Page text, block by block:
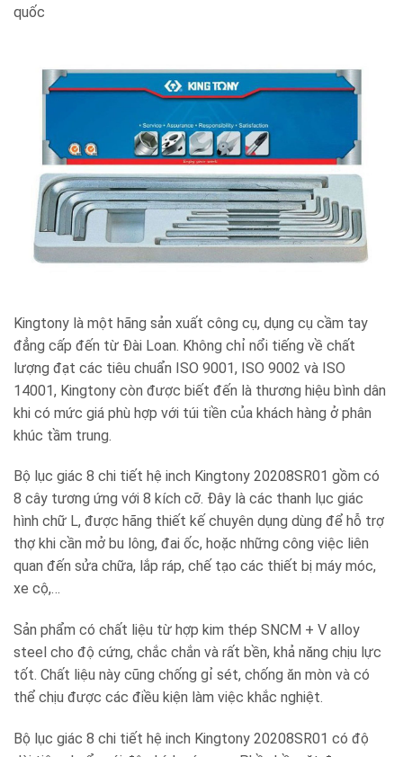
quốc
Kingtony là một hãng sản xuất công cụ, dụng cụ cầm tay
đẳng cấp đến từ Đài Loan. Không chỉ nổi tiếng về chất
lượng đạt các tiêu chuẩn ISO 9001, ISO 9002 và ISO
14001, Kingtony còn được biết đến là thương hiệu bình dân
khi có mức giá phù hợp với túi tiền của khách hàng ở phân
khúc tầm trung.
Bộ lục giác 8 chi tiết hệ inch Kingtony 20208SR01 gồm có
8 cây tương ứng với 8 kích cỡ. Đây là các thanh lục giác
hình chữ L, được hãng thiết kế chuyên dụng dùng để hỗ trợ
thợ khi cần mở bu lông, đai ốc, hoặc những công việc liên
quan đến sửa chữa, lắp ráp, chế tạo các thiết bị máy móc,
xe cộ,…
Sản phẩm có chất liệu từ hợp kim thép SNCM + V alloy
steel cho độ cứng, chắc chắn và rất bền, khả năng chịu lực
tốt. Chất liệu này cũng chống gỉ sét, chống ăn mòn và có
thể chịu được các điều kiện làm việc khắc nghiệt.
Bộ lục giác 8 chi tiết hệ inch Kingtony 20208SR01 có độ